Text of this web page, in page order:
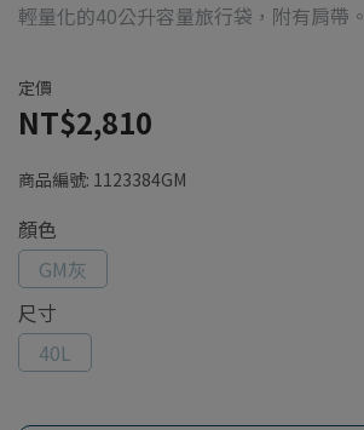
輕量化的40公升容量旅行袋，附有肩帶。
定價
NT$2,810
商品編號: 1123384GM
顏色
GM灰
尺寸
40L